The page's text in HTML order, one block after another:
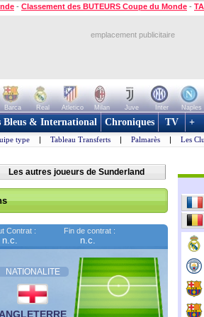
- Classement des BUTEURS Coupe du Monde -
emplacement publicitaire
Barca Real Atletico Milan Juve Inter Naples
Bleus & International Chroniques TV +
type | Tableau Transferts | Palmarès | Les
Les autres joueurs de Sunderland
Contrat :
n.c.
Fin de contrat :
n.c.
NATIONALITE
ANGLETERRE